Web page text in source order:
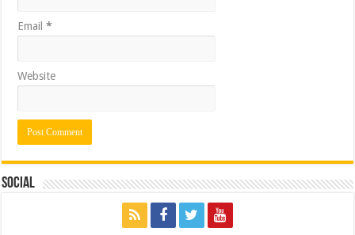
Email*
Website
Social